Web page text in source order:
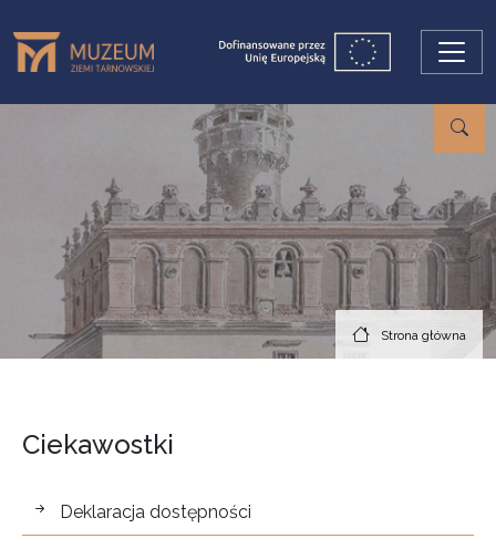
Strona główna
Ciekawostki
Dostępność
Deklaracja dostępności